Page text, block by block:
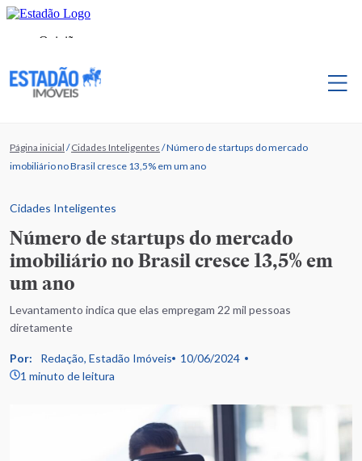
Página inicial /Cidades Inteligentes /Número de startups do mercado
imobiliário no Brasil cresce 13,5% em um ano
Cidades Inteligentes
Número de startups do mercado
imobiliário no Brasil cresce 13,5% em
um ano
Levantamento indica que elas empregam 22 mil pessoas
diretamente
Por: Redação, Estadão Imóveis
10/06/2024
1 minuto de leitura